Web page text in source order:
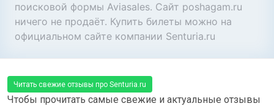
поисковой формы Aviasales. Сайт poshagam.ru
ничего не продаёт. Купить билеты можно на
официальном сайте компании Senturia.ru
Читать свежие отзывы про Senturia.ru
Чтобы прочитать самые свежие и актуальные отзывы